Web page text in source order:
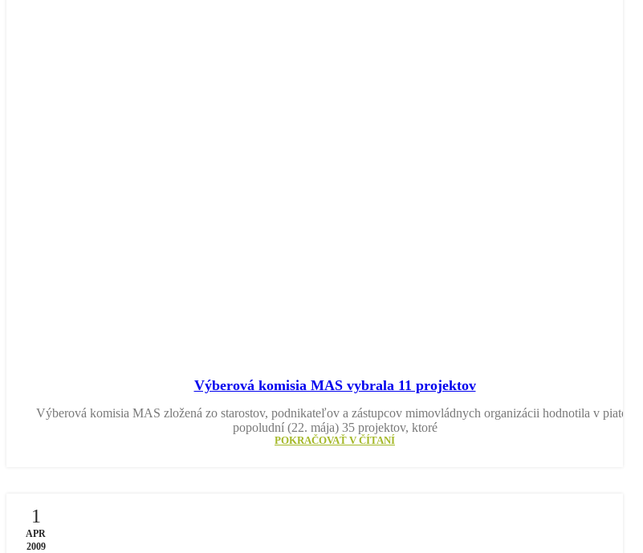
Výberová komisia MAS vybrala 11 projektov
Výberová komisia MAS zložená zo starostov, podnikateľov a zástupcov mimovládnych organizácii hodnotila v piatok
popoludní (22. mája) 35 projektov, ktoré
POKRAČOVAŤ V ČÍTANÍ
1
APR
2009